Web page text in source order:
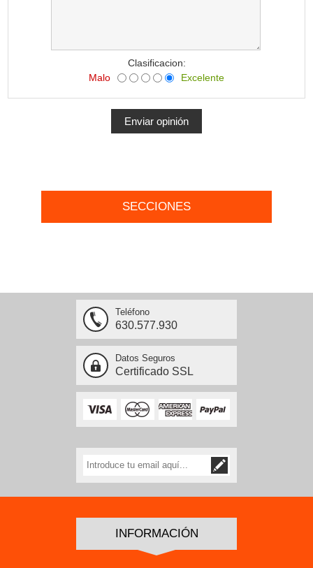
Clasificacion:
Malo
Excelente
SECCIONES
Teléfono
630.577.930
Datos Seguros
Certificado SSL
INFORMACIÓN